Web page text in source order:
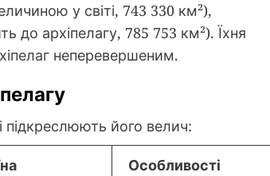
у світі, 743 330 км²),
до архіпелагу, 785 753 км²). Їхня
неперевершеним.
підкреслюють його велич:
Особливості